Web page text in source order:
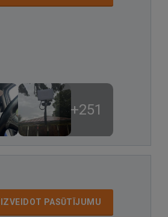
+251
IZVEIDOT PASŪTĪJUMU